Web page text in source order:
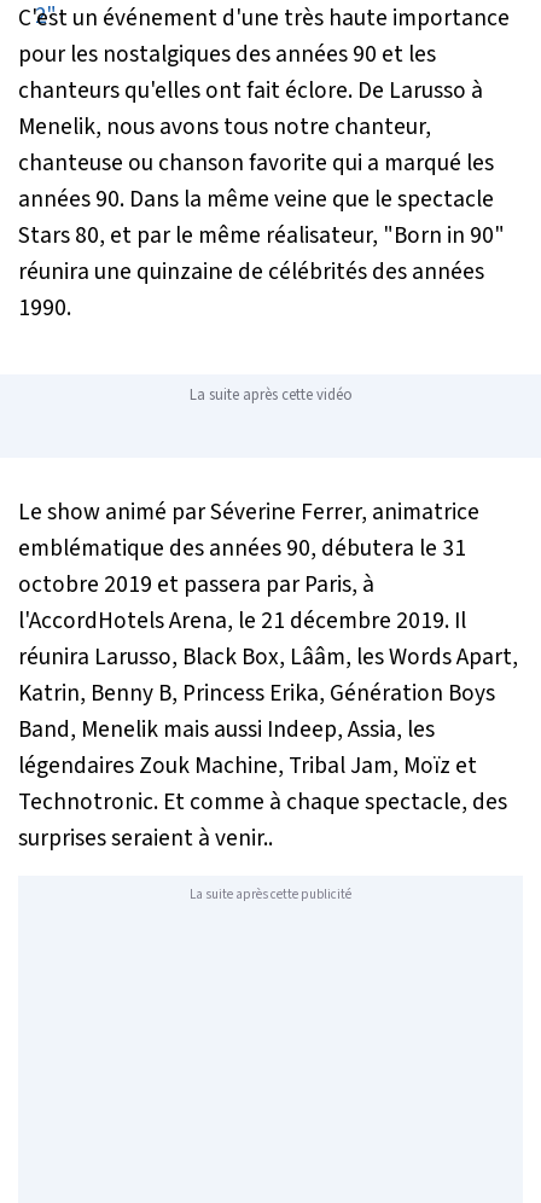
C'est un événement d'une très haute importance
pour les nostalgiques des années 90 et les
chanteurs qu'elles ont fait éclore. De Larusso à
Menelik, nous avons tous notre chanteur,
chanteuse ou chanson favorite qui a marqué les
années 90. Dans la même veine que le spectacle
Stars 80, et par le même réalisateur, "Born in 90"
réunira une quinzaine de célébrités des années
1990.
La suite après cette vidéo
Le show animé par Séverine Ferrer, animatrice
emblématique des années 90, débutera le 31
octobre 2019 et passera par Paris, à
l'AccordHotels Arena, le 21 décembre 2019. Il
réunira Larusso, Black Box, Lââm, les Words Apart,
Katrin, Benny B, Princess Erika, Génération Boys
Band, Menelik mais aussi Indeep, Assia, les
légendaires Zouk Machine, Tribal Jam, Moïz et
Technotronic. Et comme à chaque spectacle, des
surprises seraient à venir..
La suite après cette publicité